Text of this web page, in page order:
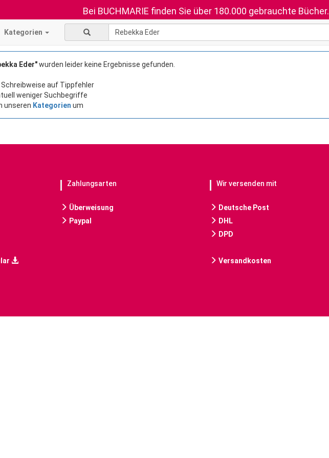
Bei BUCHMARIE finden Sie über 180.000 gebrauchte Bücher.
Kategorien
Eder"wurden leider keine Ergebnisse gefunden.
Schreibweise auf Tippfehler
weniger Suchbegriffe
unseren Kategorien um
Zahlungsarten
Überweisung
Paypal
Wir versenden mit
Deutsche Post
DHL
DPD
Versandkosten